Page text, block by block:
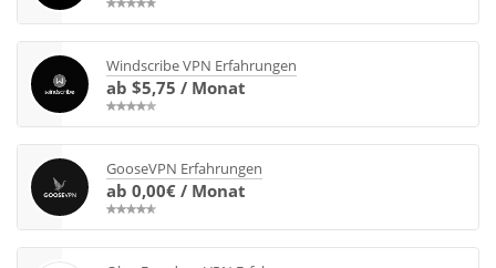
Windscribe VPN Erfahrungen
ab $5,75 / Monat
GooseVPN Erfahrungen
ab 0,00€ / Monat